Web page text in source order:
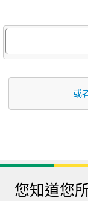
或
您知道您